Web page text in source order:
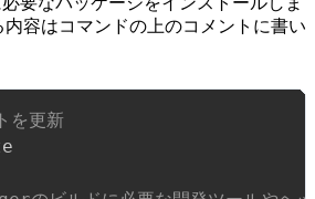
容はコマンドの上のコメントに書い
を更新